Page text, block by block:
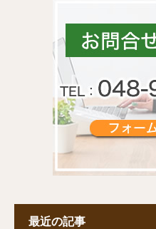
最近の記事